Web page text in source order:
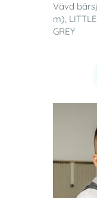
Vävd
m),
GREY